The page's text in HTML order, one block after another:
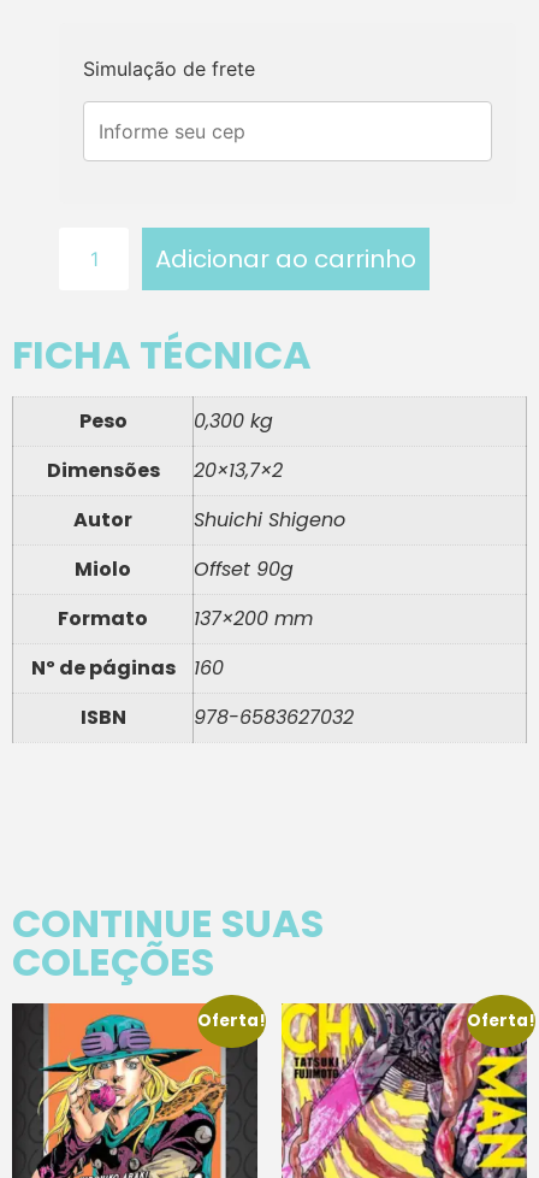
Simulação de frete
Adicionar ao carrinho
FICHA TÉCNICA
Peso
0,300 kg
Dimensões
20×13,7×2
Autor
Shuichi Shigeno
Miolo
Offset 90g
Formato
137×200 mm
Nº de páginas
160
ISBN
978-6583627032
CONTINUE SUAS
COLEÇÕES
Oferta! Oferta!